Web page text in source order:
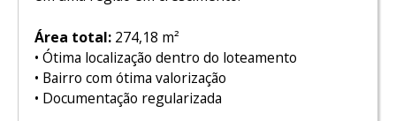
Área total:274,18 m²
• Ótima localização dentro do loteamento
• Bairro com ótima valorização
• Documentação regularizada